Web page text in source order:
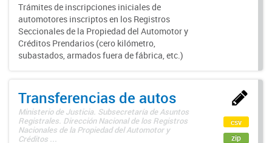
Trámites de inscripciones iniciales de
automotores inscriptos en los Registros
Seccionales de la Propiedad del Automotor y
Créditos Prendarios (cero kilómetro,
subastados, armados fuera de fábrica, etc.)
Transferencias de autos
Ministerio de Justicia. Subsecretaría de Asuntos
Registrales. Dirección Nacional de los Registros
Nacionales de la Propiedad del Automotor y
Créditos ...
csv
zip